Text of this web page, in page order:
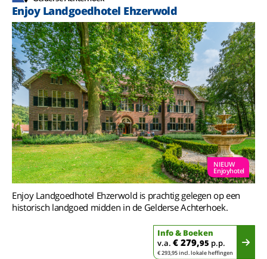
Enjoy Landgoedhotel Ehzerwold
NIEUW
Enjoyhotel
Enjoy Landgoedhotel Ehzerwold is prachtig gelegen op een
historisch landgoed midden in de Gelderse Achterhoek.
Info & Boeken
v.a. € 279,95 p.p.
€ 293,95 incl. lokale heffingen